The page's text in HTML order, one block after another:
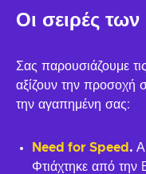
Οι σειρές
Σας παρουσιάζουμε
αξίζουν την προσοχή
την αγαπημένη σας:
Need for Speed .
Φτιάχτηκε από